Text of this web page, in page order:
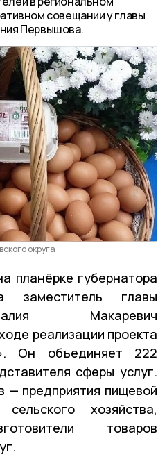
совещании у главы
Первышова.
округа
планёрке губернатора
заместитель главы
Макаревич
реализации проекта
Он объединяет 222
сферы услуг.
— предприятия пищевой
хозяйства,
товаров